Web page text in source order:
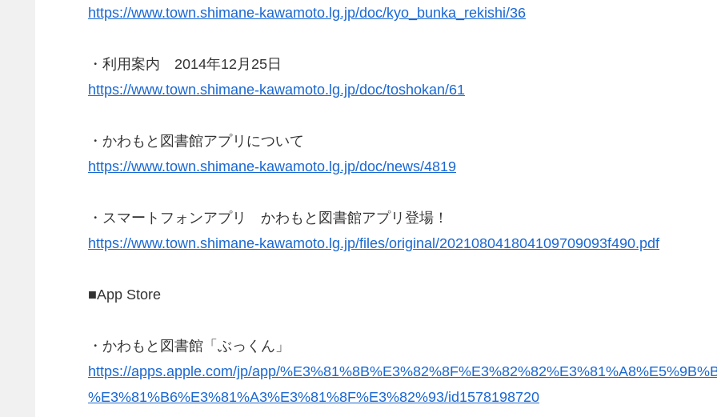
https://www.town.shimane-kawamoto.lg.jp/doc/kyo_bunka_rekishi/36
・利用案内 2014年12月25日
https://www.town.shimane-kawamoto.lg.jp/doc/toshokan/61
・かわもと図書館アプリについて
https://www.town.shimane-kawamoto.lg.jp/doc/news/4819
・スマートフォンアプリ かわもと図書館アプリ登場！
https://www.town.shimane-kawamoto.lg.jp/files/original/202108041804109709093f490.pdf
■App Store
・かわもと図書館「ぶっくん」
https://apps.apple.com/jp/app/
%E3%81%B6%E3%81%A3%E3%81%8F%E3%82%93/id1578198720